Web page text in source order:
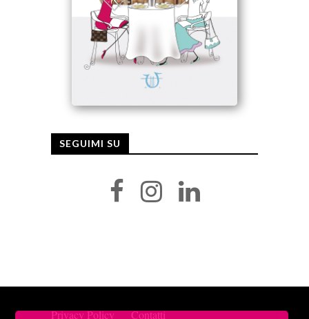
SEGUIMI SU
Privacy Policy Contatti